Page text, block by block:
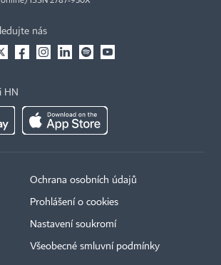
nás
HN
Ochrana osobních údajů
Prohlášení o cookies
Nastavení soukromí
Všeobecné smluvní podmínky